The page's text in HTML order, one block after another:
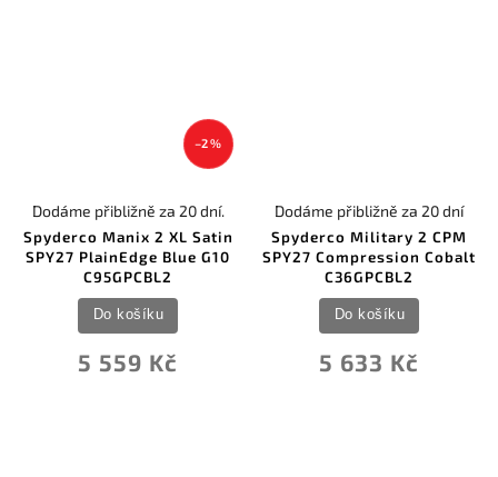
–2 %
Spyderco Manix 2 XL Satin
SPY27 PlainEdge Blue G10
C95GPCBL2
Dodáme přibližně za 20 dní.
5 559 Kč
Do košíku
Spyderco Military 2 CPM
SPY27 Compression Cobalt
C36GPCBL2
Dodáme přibližně za 20 dní
5 633 Kč
Do košíku